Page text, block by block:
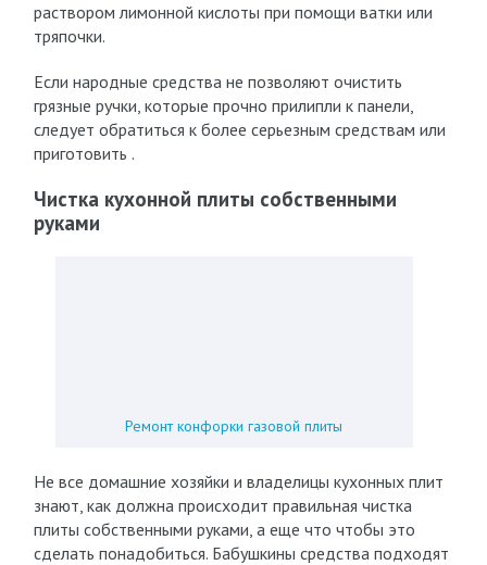
раствором лимонной кислоты при помощи ватки или
тряпочки.
Если народные средства не позволяют очистить
грязные ручки, которые прочно прилипли к панели,
следует обратиться к более серьезным средствам или
приготовить .
Чистка кухонной плиты собственными
руками
Ремонт конфорки газовой плиты
Не все домашние хозяйки и владелицы кухонных плит
знают, как должна происходит правильная чистка
плиты собственными руками, а еще что чтобы это
сделать понадобиться. Бабушкины средства подходят